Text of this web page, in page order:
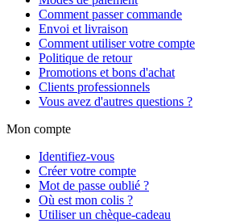
Comment passer commande
Envoi et livraison
Comment utiliser votre compte
Politique de retour
Promotions et bons d'achat
Clients professionnels
Vous avez d'autres questions ?
Mon compte
Identifiez-vous
Créer votre compte
Mot de passe oublié ?
Où est mon colis ?
Utiliser un chèque-cadeau